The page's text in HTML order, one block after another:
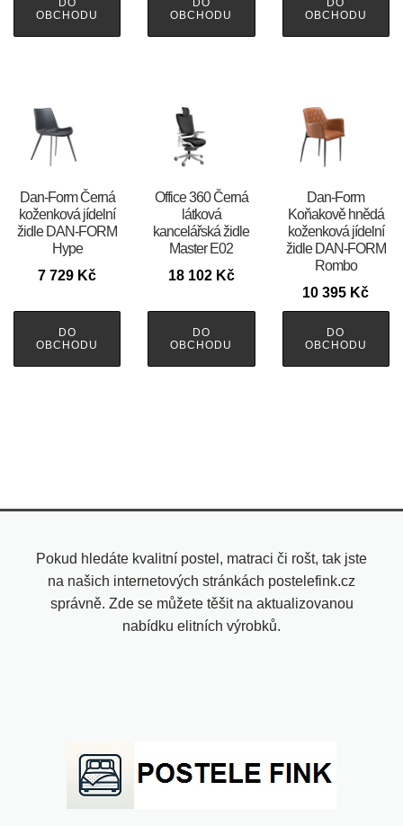
DO
OBCHODU
DO
OBCHODU
DO
OBCHODU
​​​​​Dan-Form Černá
koženková jídelní
židle DAN-FORM
Hype
7 729 Kč
DO
OBCHODU
Office 360 Černá
látková
kancelářská židle
Master E02
18 102 Kč
DO
OBCHODU
​​​​​Dan-Form
Koňakově hnědá
koženková jídelní
židle DAN-FORM
Rombo
10 395 Kč
DO
OBCHODU
Pokud hledáte kvalitní postel, matraci či rošt, tak jste
na našich internetových stránkách postelefink.cz
správně. Zde se můžete těšit na aktualizovanou
nabídku elitních výrobků.